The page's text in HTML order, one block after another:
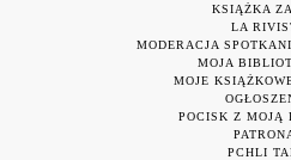
KSIĄŻKA
LA
MODERACJA
MOJA
MOJE
POCISK Z MOJĄ
PCHLI